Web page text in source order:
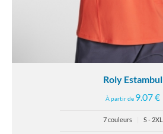
Roly Estambul
À partir de 9.07 €
7 couleurs S - 2XL